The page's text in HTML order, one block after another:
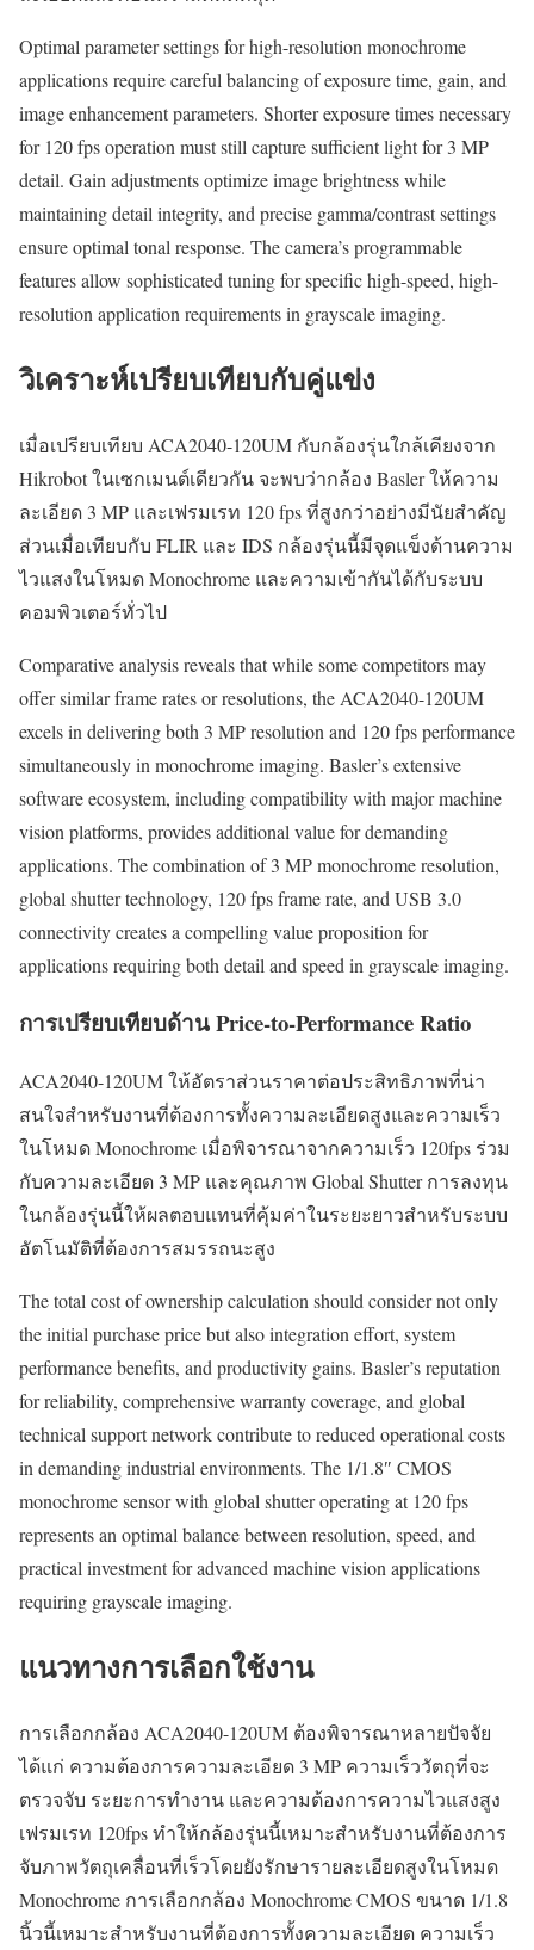
Optimal parameter settings for high-resolution monochrome
applications require careful balancing of exposure time, gain, and
image enhancement parameters. Shorter exposure times necessary
for 120 fps operation must still capture sufficient light for 3 MP
detail. Gain adjustments optimize image brightness while
maintaining detail integrity, and precise gamma/contrast settings
ensure optimal tonal response. The camera’s programmable
features allow sophisticated tuning for specific high-speed, high-
resolution application requirements in grayscale imaging.
วิเคราะห์เปรียบเทียบกับคู่แข่ง
เมื่อเปรียบเทียบ ACA2040-120UM กับกล้องรุ่นใกล้เคียงจาก
Hikrobot ในเซกเมนต์เดียวกัน จะพบว่ากล้อง Basler ให้ความ
ละเอียด 3 MP และเฟรมเรท 120 fps ที่สูงกว่าอย่างมีนัยสำคัญ
ส่วนเมื่อเทียบกับ FLIR และ IDS กล้องรุ่นนี้มีจุดแข็งด้านความ
ไวแสงในโหมด Monochrome และความเข้ากันได้กับระบบ
คอมพิวเตอร์ทั่วไป
Comparative analysis reveals that while some competitors may
offer similar frame rates or resolutions, the ACA2040-120UM
excels in delivering both 3 MP resolution and 120 fps performance
simultaneously in monochrome imaging. Basler’s extensive
software ecosystem, including compatibility with major machine
vision platforms, provides additional value for demanding
applications. The combination of 3 MP monochrome resolution,
global shutter technology, 120 fps frame rate, and USB 3.0
connectivity creates a compelling value proposition for
applications requiring both detail and speed in grayscale imaging.
การเปรียบเทียบด้าน Price-to-Performance Ratio
ACA2040-120UM ให้อัตราส่วนราคาต่อประสิทธิภาพที่น่า
สนใจสำหรับงานที่ต้องการทั้งความละเอียดสูงและความเร็ว
ในโหมด Monochrome เมื่อพิจารณาจากความเร็ว 120fps ร่วม
กับความละเอียด 3 MP และคุณภาพ Global Shutter การลงทุน
ในกล้องรุ่นนี้ให้ผลตอบแทนที่คุ้มค่าในระยะยาวสำหรับระบบ
อัตโนมัติที่ต้องการสมรรถนะสูง
The total cost of ownership calculation should consider not only
the initial purchase price but also integration effort, system
performance benefits, and productivity gains. Basler’s reputation
for reliability, comprehensive warranty coverage, and global
technical support network contribute to reduced operational costs
in demanding industrial environments. The 1/1.8″ CMOS
monochrome sensor with global shutter operating at 120 fps
represents an optimal balance between resolution, speed, and
practical investment for advanced machine vision applications
requiring grayscale imaging.
แนวทางการเลือกใช้งาน
การเลือกกล้อง ACA2040-120UM ต้องพิจารณาหลายปัจจัย
ได้แก่ ความต้องการความละเอียด 3 MP ความเร็ววัตถุที่จะ
ตรวจจับ ระยะการทำงาน และความต้องการความไวแสงสูง
เฟรมเรท 120fps ทำให้กล้องรุ่นนี้เหมาะสำหรับงานที่ต้องการ
จับภาพวัตถุเคลื่อนที่เร็วโดยยังรักษารายละเอียดสูงในโหมด
Monochrome การเลือกกล้อง Monochrome CMOS ขนาด 1/1.8
นิ้วนี้เหมาะสำหรับงานที่ต้องการทั้งความละเอียด ความเร็ว